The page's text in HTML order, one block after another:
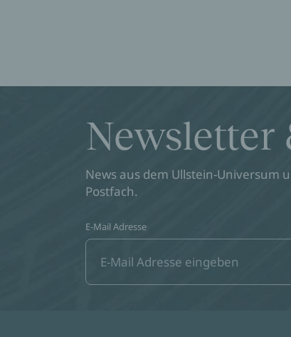
Newsletter
News aus dem Ullstein-
Postfach.
E-Mail Adresse